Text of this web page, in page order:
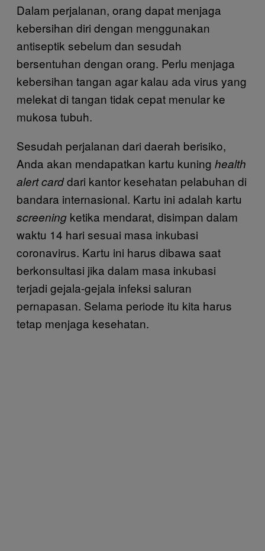
Dalam perjalanan, orang dapat menjaga
kebersihan diri dengan menggunakan
antiseptik sebelum dan sesudah
bersentuhan dengan orang. Perlu menjaga
kebersihan tangan agar kalau ada virus yang
melekat di tangan tidak cepat menular ke
mukosa tubuh.
Sesudah perjalanan dari daerah berisiko,
Anda akan mendapatkan kartu kuning health
alert carddari kantor kesehatan pelabuhan di
bandara internasional. Kartu ini adalah kartu
screening ketika mendarat, disimpan dalam
waktu 14 hari sesuai masa inkubasi
coronavirus. Kartu ini harus dibawa saat
berkonsultasi jika dalam masa inkubasi
terjadi gejala-gejala infeksi saluran
pernapasan. Selama periode itu kita harus
tetap menjaga kesehatan.